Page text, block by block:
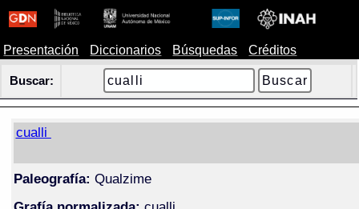
Presentación Diccionarios Búsquedas Créditos
Buscar:
cualli
Paleografía: Qualzime